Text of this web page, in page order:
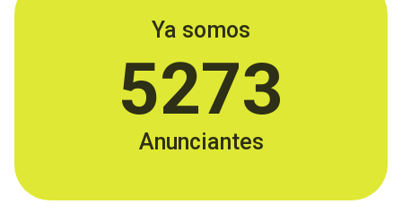
Ya somos
5273
Anunciantes